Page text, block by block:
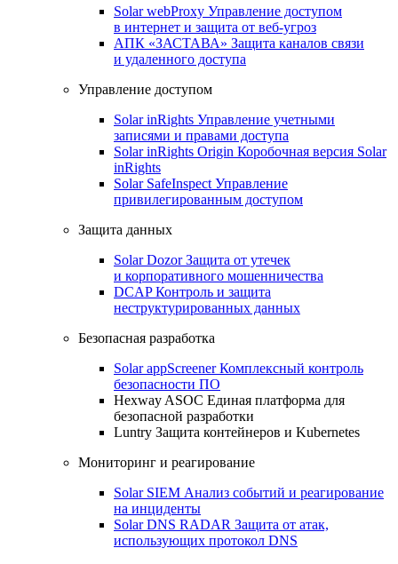
Solar webProxy Управление доступом
в интернет и защита от веб-угроз
АПК «ЗАСТАВА» Защита каналов связи
и удаленного доступа
Управление доступом
Solar inRights Управление учетными
записями и правами доступа
Solar inRights Origin Коробочная версия Solar
inRights
Solar SafeInspect Управление
привилегированным доступом
Защита данных
Solar DozorЗащита от утечек
и корпоративного мошенничества
DCAPКонтроль и защита
неструктурированных данных
Безопасная разработка
Solar appScreenerКомплексный контроль
безопасности ПО
Hexway ASOC Единая платформа для
безопасной разработки
Luntry Защита контейнеров и Kubernetes
Мониторинг и реагирование
Solar SIEM Анализ событий и реагирование
на инциденты
Solar DNS RADAR Защита от атак,
использующих протокол DNS